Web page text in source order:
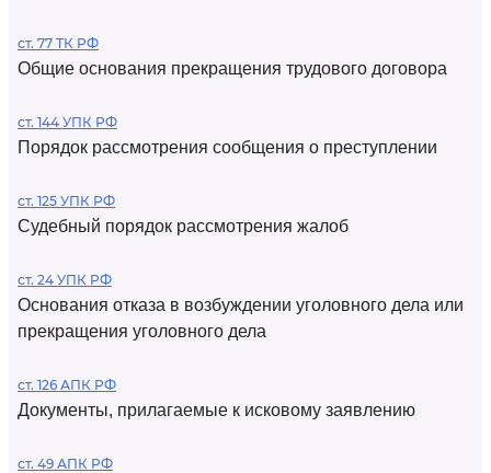
ст. 77 ТК РФ
Общие основания прекращения трудового договора
ст. 144 УПК РФ
Порядок рассмотрения сообщения о преступлении
ст. 125 УПК РФ
Судебный порядок рассмотрения жалоб
ст. 24 УПК РФ
Основания отказа в возбуждении уголовного дела или
прекращения уголовного дела
ст. 126 АПК РФ
Документы, прилагаемые к исковому заявлению
ст. 49 АПК РФ